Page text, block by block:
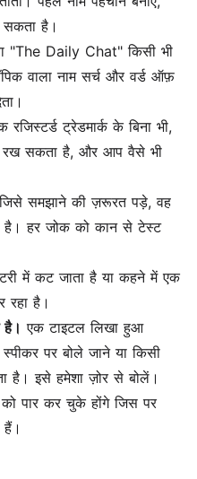
सकता है।
"The Daily Chat" किसी भी
वाला नाम सर्च और वर्ड ऑफ़
रजिस्टर्ड ट्रेडमार्क के बिना भी,
रख सकता है, और आप वैसे भी
समझाने की ज़रूरत पड़े, वह
है। हर जोक को कान से टेस्ट
में कट जाता है या कहने में एक
है।
है। एक टाइटल लिखा हुआ
पर बोले जाने या किसी
है। इसे हमेशा ज़ोर से बोलें।
पार कर चुके होंगे जिस पर
हैं।